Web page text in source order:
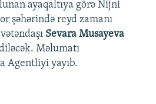
ayaqaltıya görə Nijni
şəhərində reyd zamanı
Sevara Musayeva
Məlumatı
Agentliyi yayıb.